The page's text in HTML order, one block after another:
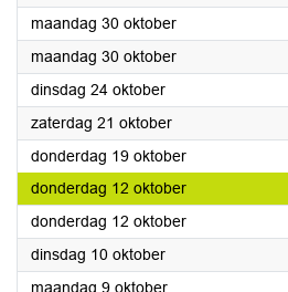
maandag 30 oktober2023
maandag 30 oktober2023
dinsdag 24 oktober2023
zaterdag 21 oktober2023
donderdag 19 oktober2023
donderdag 12 oktober2023
donderdag 12 oktober2023
dinsdag 10 oktober2023
maandag 9 oktober2023